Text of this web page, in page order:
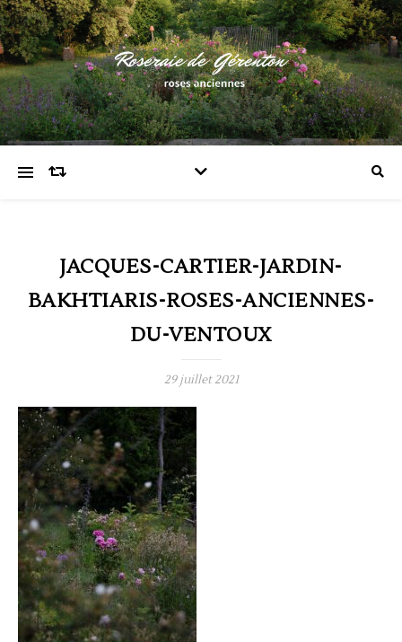
JACQUES-CARTIER-JARDIN-
BAKHTIARIS-ROSES-ANCIENNES-
DU-VENTOUX
29 juillet 2021